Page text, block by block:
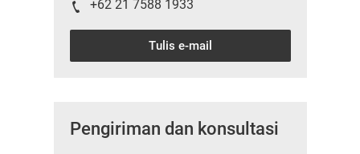
+62 21 7588 1933
Tulis e-mail
Pengiriman dan konsultasi